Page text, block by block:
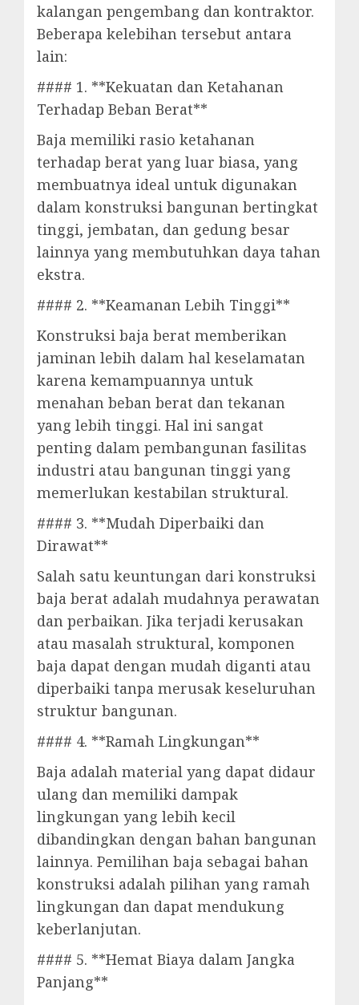
kalangan pengembang dan kontraktor.
Beberapa kelebihan tersebut antara
lain:
#### 1. **Kekuatan dan Ketahanan
Terhadap Beban Berat**
Baja memiliki rasio ketahanan
terhadap berat yang luar biasa, yang
membuatnya ideal untuk digunakan
dalam konstruksi bangunan bertingkat
tinggi, jembatan, dan gedung besar
lainnya yang membutuhkan daya tahan
ekstra.
#### 2. **Keamanan Lebih Tinggi**
Konstruksi baja berat memberikan
jaminan lebih dalam hal keselamatan
karena kemampuannya untuk
menahan beban berat dan tekanan
yang lebih tinggi. Hal ini sangat
penting dalam pembangunan fasilitas
industri atau bangunan tinggi yang
memerlukan kestabilan struktural.
#### 3. **Mudah Diperbaiki dan
Dirawat**
Salah satu keuntungan dari konstruksi
baja berat adalah mudahnya perawatan
dan perbaikan. Jika terjadi kerusakan
atau masalah struktural, komponen
baja dapat dengan mudah diganti atau
diperbaiki tanpa merusak keseluruhan
struktur bangunan.
#### 4. **Ramah Lingkungan**
Baja adalah material yang dapat didaur
ulang dan memiliki dampak
lingkungan yang lebih kecil
dibandingkan dengan bahan bangunan
lainnya. Pemilihan baja sebagai bahan
konstruksi adalah pilihan yang ramah
lingkungan dan dapat mendukung
keberlanjutan.
#### 5. **Hemat Biaya dalam Jangka
Panjang**